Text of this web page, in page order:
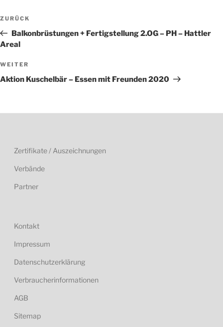
Beitragsnavigation
Vorheriger
Beitrag
ZURÜCK
Balkonbrüstungen + Fertigstellung 2.OG – PH – Hattler
Areal
Nächster
Beitrag
WEITER
Aktion Kuschelbär – Essen mit Freunden 2020
Zertifikate / Auszeichnungen
Verbände
Partner
Kontakt
Impressum
Datenschutzerklärung
Verbraucherinformationen
AGB
Sitemap